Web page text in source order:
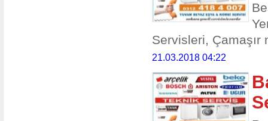
Servisleri, Çamaşır
21.03.2018 04:22